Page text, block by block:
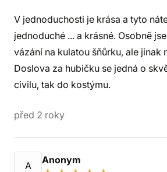
V jednoduchosti je krása a tyto
jednoduché ... a krásné. Osobně
vázání na kulatou šňůrku, ale jinak
Doslova za hubičku se jedná o
civilu, tak do kostýmu.
před 2 roky
A Anonym